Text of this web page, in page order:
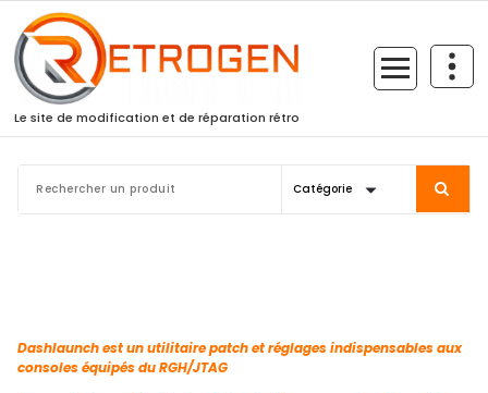
content
Le site de modification et de réparation rétro
Dashlaunch est un utilitaire patch et réglages indispensables aux
consoles équipés du RGH/JTAG